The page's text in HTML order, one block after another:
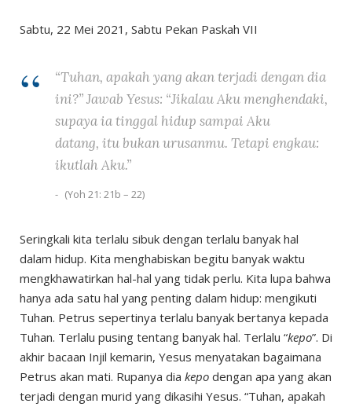
Sabtu, 22 Mei 2021, Sabtu Pekan Paskah VII
“Tuhan, apakah yang akan terjadi dengan dia
ini?” Jawab Yesus: “Jikalau Aku menghendaki,
supaya ia tinggal hidup sampai Aku
datang, itu bukan urusanmu. Tetapi engkau:
ikutlah Aku.”
(Yoh 21: 21b – 22)
Seringkali kita terlalu sibuk dengan terlalu banyak hal
dalam hidup. Kita menghabiskan begitu banyak waktu
mengkhawatirkan hal-hal yang tidak perlu. Kita lupa bahwa
hanya ada satu hal yang penting dalam hidup: mengikuti
Tuhan. Petrus sepertinya terlalu banyak bertanya kepada
Tuhan. Terlalu pusing tentang banyak hal. Terlalu “kepo”. Di
akhir bacaan Injil kemarin, Yesus menyatakan bagaimana
Petrus akan mati. Rupanya dia kepo dengan apa yang akan
terjadi dengan murid yang dikasihi Yesus. “Tuhan, apakah